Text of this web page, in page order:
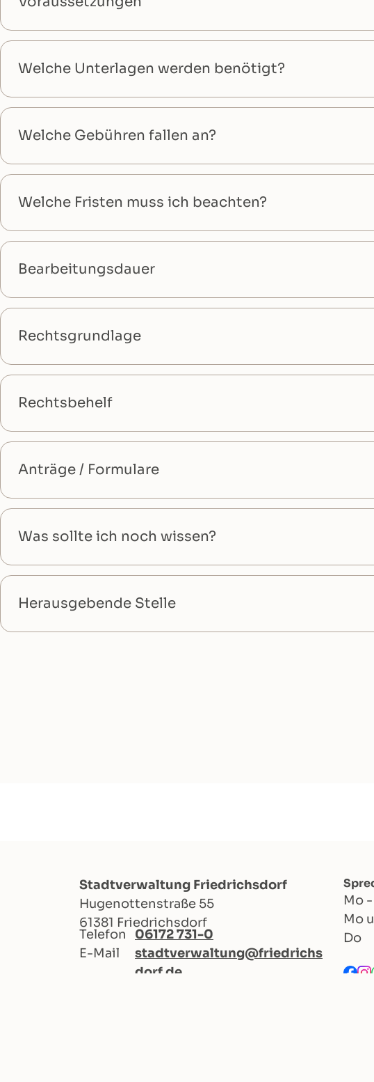
Welche Unterlagen werden benötigt?
Welche Gebühren fallen an?
Welche Fristen muss ich beachten?
Bearbeitungsdauer
Rechtsgrundlage
Rechtsbehelf
Anträge / Formulare
Was sollte ich noch wissen?
Herausgebende Stelle
Stadtverwaltung Friedrichsdorf
Hugenottenstraße 55
61381 Friedrichsdorf
Telefon
06172 731-0
E-Mail
stadtverwaltung@friedrichs
dorf.de
Mo -
Mo
Do